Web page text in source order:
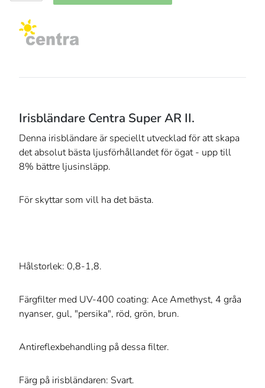
Irisbländare Centra Super AR II.
Denna irisbländare är speciellt utvecklad för att skapa
det absolut bästa ljusförhållandet för ögat - upp till
8% bättre ljusinsläpp.
För skyttar som vill ha det bästa.
Hålstorlek: 0,8-1,8.
Färgfilter med UV-400 coating: Ace Amethyst, 4 gråa
nyanser, gul, "persika", röd, grön, brun.
Antireflexbehandling på dessa filter.
Färg på irisbländaren: Svart.